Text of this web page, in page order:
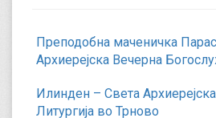
Преподобна маченичка
Архиерејска Вечерна
Илинден – Света
Литургија во Трново